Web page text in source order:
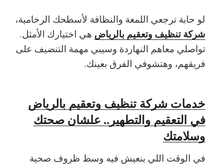
لو حابة ترجعي اللمعة والنظافة لأسطحك الرخامية،
شركة تنظيف وتعقيم بالرياض هي اختيارك الأمثل.
تواصلي معاهم النهاردة وسيبي مهمة التنضيف على
فريقهم، وهتشوفي الفرق بعينك.
خدمات شركة تنظيف وتعقيم بالرياض
في التعقيم والتطهير.. علشان صحتك
وسلامتك
في الوقت اللي بنعيش فيه وسط ظروف صحية